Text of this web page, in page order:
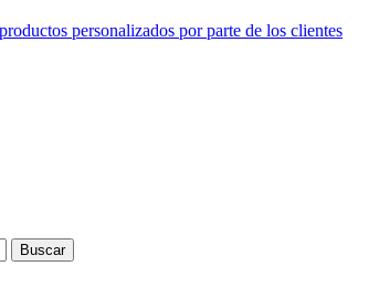
personalizados por parte de los clientes
Buscar